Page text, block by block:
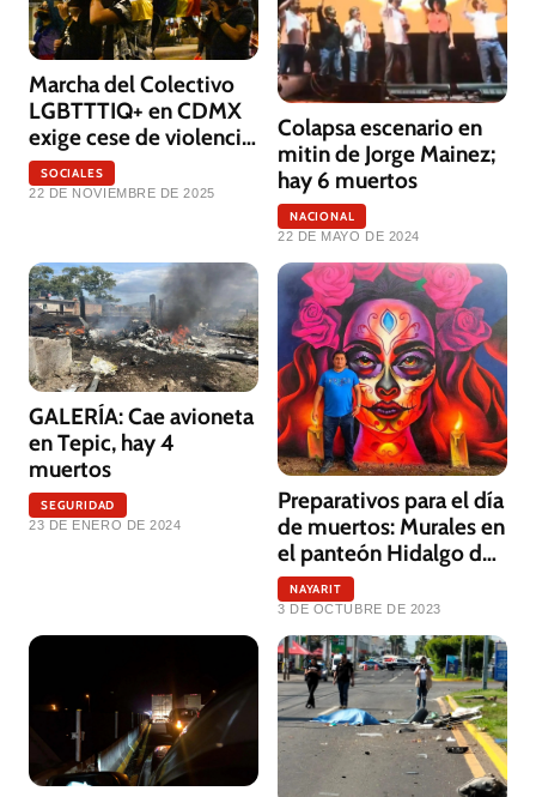
Marcha del Colectivo
LGBTTTIQ+ en CDMX
exige cese de violencia
y respeto a derechos
SOCIALES
22 DE NOVIEMBRE DE 2025
Colapsa escenario en
mitin de Jorge Mainez;
hay 6 muertos
NACIONAL
22 DE MAYO DE 2024
GALERÍA: Cae avioneta
en Tepic, hay 4
muertos
SEGURIDAD
23 DE ENERO DE 2024
Preparativos para el día
de muertos: Murales en
el panteón Hidalgo de
Tepic
NAYARIT
3 DE OCTUBRE DE 2023